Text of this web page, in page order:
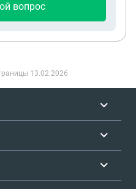
вопрос
13.02.2026